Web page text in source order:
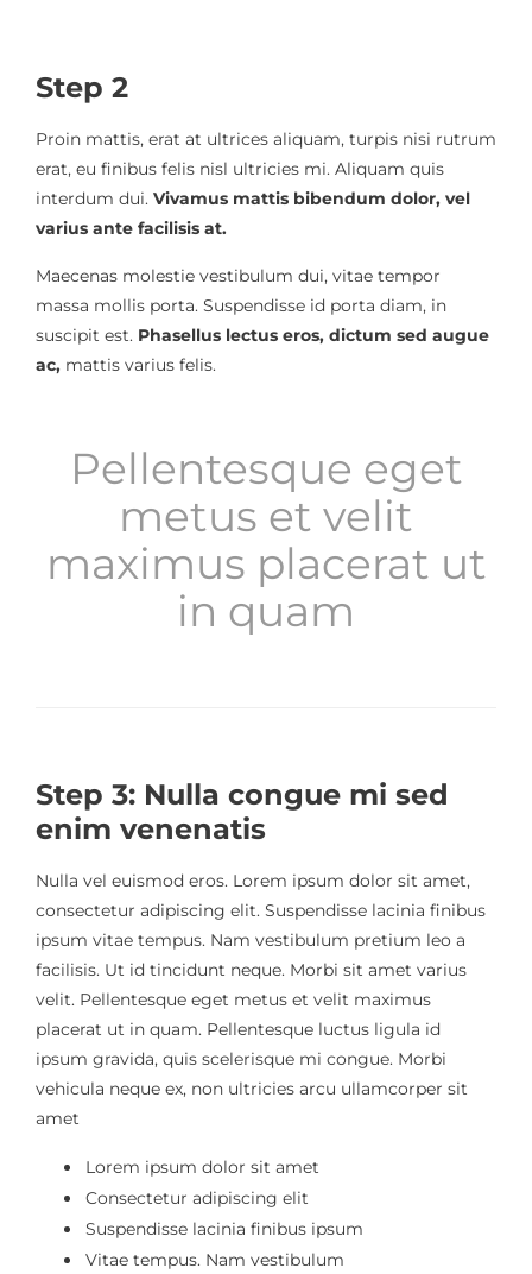
Step 2
Proin mattis, erat at ultrices aliquam, turpis nisi rutrum
erat, eu finibus felis nisl ultricies mi. Aliquam quis
interdum dui. Vivamus mattis bibendum dolor, vel
varius ante facilisis at.
Maecenas molestie vestibulum dui, vitae tempor
massa mollis porta. Suspendisse id porta diam, in
suscipit est. Phasellus lectus eros, dictum sed augue
ac, mattis varius felis.
Pellentesque eget
metus et velit
maximus placerat ut
in quam
Step 3: Nulla congue mi sed
enim venenatis
Nulla vel euismod eros. Lorem ipsum dolor sit amet,
consectetur adipiscing elit. Suspendisse lacinia finibus
ipsum vitae tempus. Nam vestibulum pretium leo a
facilisis. Ut id tincidunt neque. Morbi sit amet varius
velit. Pellentesque eget metus et velit maximus
placerat ut in quam. Pellentesque luctus ligula id
ipsum gravida, quis scelerisque mi congue. Morbi
vehicula neque ex, non ultricies arcu ullamcorper sit
amet
Lorem ipsum dolor sit amet
Consectetur adipiscing elit
Suspendisse lacinia finibus ipsum
Vitae tempus. Nam vestibulum